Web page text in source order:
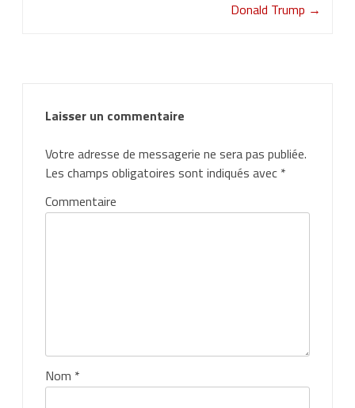
Donald Trump →
Laisser un commentaire
Votre adresse de messagerie ne sera pas publiée.
Les champs obligatoires sont indiqués avec *
Commentaire
Nom *